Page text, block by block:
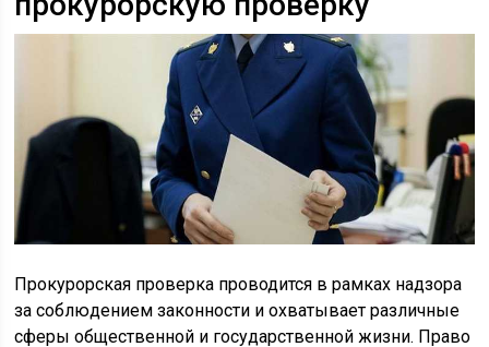
Прокурорская проверка проводится в рамках надзора
за соблюдением законности и охватывает различные
сферы общественной и государственной жизни. Право